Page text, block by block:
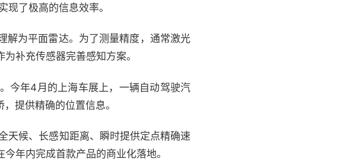
了极高的信息效率。
解为平面雷达。为了测量精度，通常激光
补充传感器完善感知方案。
今年4月的上海车展上，一辆自动驾驶汽
提供精确的位置信息。
候、长感知距离、瞬时提供定点精确速
年内完成首款产品的商业化落地。